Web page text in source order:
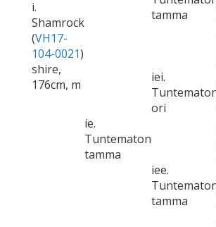
i.
Shamrock
(VH17-
104-0021)
shire,
176cm, m
tamma
ie.
Tuntematon
tamma
iei.
ori
iee.
tamma